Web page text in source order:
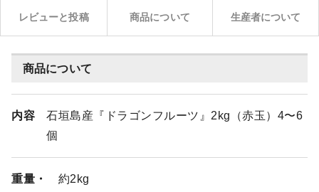
レビューと投稿 商品について 生産者について
商品について
内容
石垣島産『ドラゴンフルーツ』2kg（赤玉）4〜6
個
重量・
約2kg